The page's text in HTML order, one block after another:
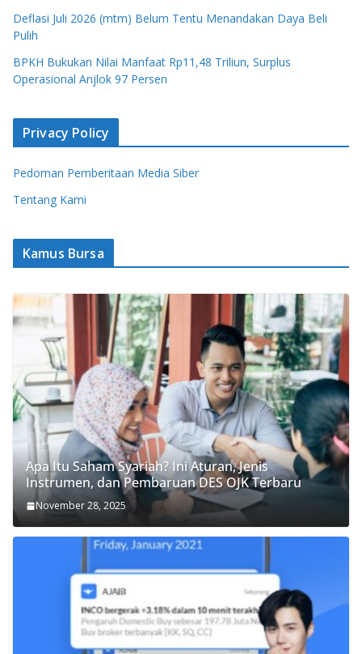
Deflasi Juli 2026 (mtm) Belum Tentu Menandakan Daya Beli
Pulih
BPKH Bukukan Nilai Manfaat Rp11,48 Triliun, Surplus
Operasional Anjlok 97 Persen
Privacy Policy
Pedoman Pemberitaan Media Siber
Tentang Kami
Kamus Bursa
Apa Itu Saham Syariah? Ini Aturan, Jenis
Instrumen, dan Pembaruan DES OJK Terbaru
November 28, 2025